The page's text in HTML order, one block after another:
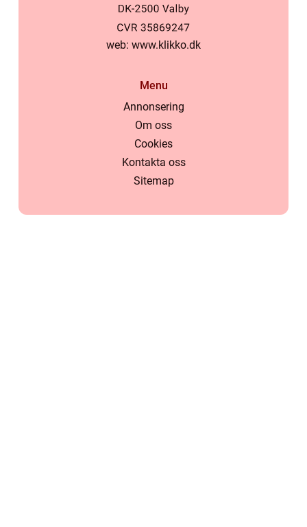
web: www.klikko.dk
Menu
Annonsering
Om oss
Cookies
Kontakta oss
Sitemap